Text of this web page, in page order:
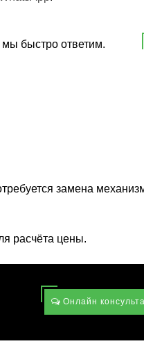
мы быстро ответим.
замена
расчёта цены.
Онлайн